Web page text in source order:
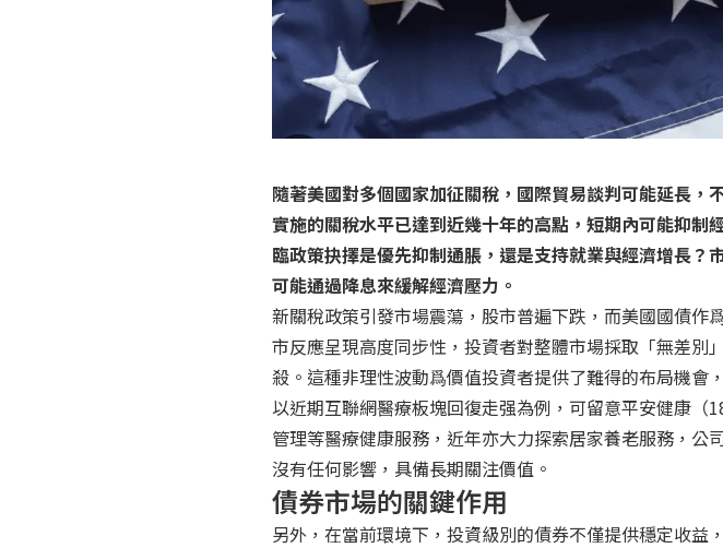
隨著美國對多個國家加征關稅，國際貿易談判可能延長，
實施的關稅水平已達到近幾十年的高點，短期內可能抑制
臨政策抉擇是優先抑制通脹，還是支持就業與經濟增長？
可能通過降息來緩解經濟壓力。
新關稅政策引發市場震蕩，股市普遍下跌，而美國國債作
市反應呈現高度同步性，投資者對整體市場採取「無差別
殺。這種非理性波動爲價值投資者提供了難得的布局機會
以近期互聯網醫療板塊回復走强為例，可留意平安健康（
管理等醫療健康服務，近年亦大力探索居家養老服務，公
沒有任何影響，具備長期關注價值。
債券市場的關鍵作用
另外，在當前環境下，投資級別的債券不僅提供穩定收益